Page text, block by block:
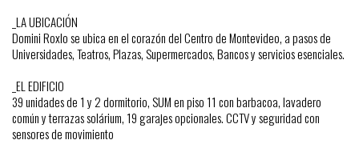
_LA UBICACIÓN
Domini Roxlo se ubica en el corazón del Centro de Montevideo, a pasos de
Universidades, Teatros, Plazas, Supermercados, Bancos y servicios esenciales.
_EL EDIFICIO
39 unidades de 1 y 2 dormitorio, SUM en piso 11 con barbacoa, lavadero
común y terrazas solárium, 19 garajes opcionales. CCTV y seguridad con
sensores de movimiento